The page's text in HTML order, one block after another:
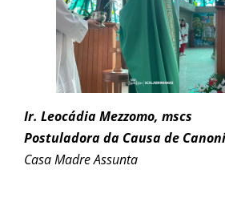
Ir. Leocádia Mezzomo, mscs
Postuladora da Causa de
Casa Madre Assunta